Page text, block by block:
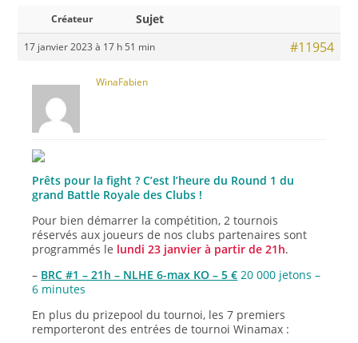
Créateur Sujet
17 janvier 2023 à 17 h 51 min #11954
WinaFabien
Prêts pour la fight ? C’est l’heure du Round 1 du
grand Battle Royale des Clubs !
Pour bien démarrer la compétition, 2 tournois
réservés aux joueurs de nos clubs partenaires sont
programmés le lundi 23 janvier à partir de 21h.
– BRC #1 – 21h – NLHE 6-max KO – 5 € 20 000 jetons –
6 minutes
En plus du prizepool du tournoi, les 7 premiers
remporteront des entrées de tournoi Winamax :